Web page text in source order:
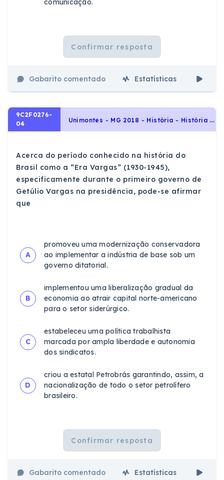
comunicação.
Confirmar resposta
Gabarito comentado Estatísticas
9C2F0276-
04
U
nimontes - MG 2018 - História - História do Brasil, Era Vargas – 1930-1954
Acerca do período conhecido na história do
Brasil como a “Era Vargas” (1930-1945),
especificamente durante o primeiro governo de
Getúlio Vargas na presidência, pode-se afirmar
que
A
promoveu uma modernização conservadora
ao implementar a indústria de base sob um
governo ditatorial.
B
implementou uma liberalização gradual da
economia ao atrair capital norte-americano
para o setor siderúrgico.
C
estabeleceu uma política trabalhista
marcada por ampla liberdade e autonomia
dos sindicatos.
D
criou a estatal Petrobrás garantindo, assim, a
nacionalização de todo o setor petrolífero
brasileiro.
Confirmar resposta
Gabarito comentado Estatísticas